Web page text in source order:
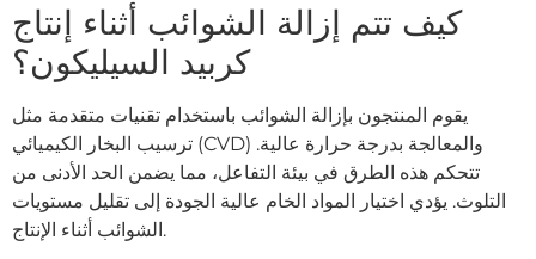
كيف تتم إزالة الشوائب أثناء إنتاج
كربيد السيليكون؟
يقوم المنتجون بإزالة الشوائب باستخدام تقنيات متقدمة مثل
ترسيب البخار الكيميائي (CVD) والمعالجة بدرجة حرارة عالية.
تتحكم هذه الطرق في بيئة التفاعل، مما يضمن الحد الأدنى من
التلوث. يؤدي اختيار المواد الخام عالية الجودة إلى تقليل مستويات
الشوائب أثناء الإنتاج.